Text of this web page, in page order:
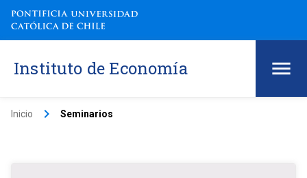
Instituto de Economía
Inicio keyboard_arrow_right Seminarios